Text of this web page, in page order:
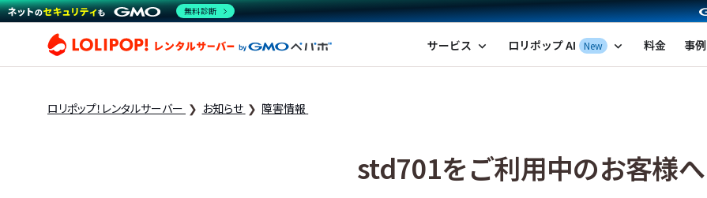
ロリポップ！レンタルサーバー by GMOペパボ
サービス expand_more ロリポップ AI New expand_more 料金 事例
ロリポップ！レンタルサーバー お知らせ 障害情報
std701をご利用中のお客様へ
無料診断